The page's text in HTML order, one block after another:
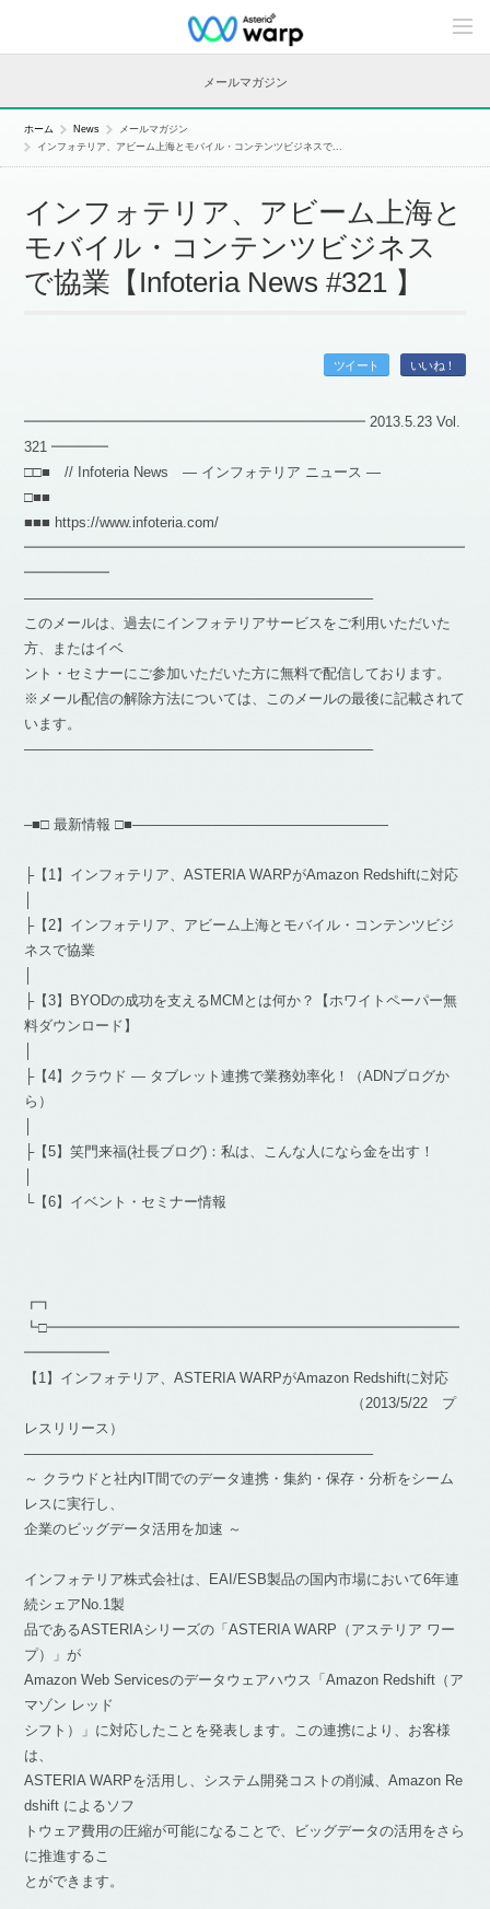
C
n
n
メールマガジン
ホーム News
メールマガジン
インフォテリア、アビーム上海とモバイル・コンテンツビジネスで...
インフォテリア、アビーム上海と
モバイル・コンテンツビジネス
で協業【Infoteria News #321 】
ツイート いいね！
━━━━━━━━━━━━━━━━━━━━━━━━ 2013.5.23 Vol.
321 ━━━━
□□■ // Infoteria News — インフォテリア ニュース —
□■■
■■■ https://www.infoteria.com/
━━━━━━━━━━━━━━━━━━━━━━━━━━━━━━━
━━━━━━
————————————————————————–
このメールは、過去にインフォテリアサービスをご利用いただいた
方、またはイベ
ント・セミナーにご参加いただいた方に無料で配信しております。
※メール配信の解除方法については、このメールの最後に記載されて
います。
————————————————————————–
–■□ 最新情報 □■——————————————————
├【1】インフォテリア、ASTERIA WARPがAmazon Redshiftに対応
├【2】インフォテリア、アビーム上海とモバイル・コンテンツビジ
ネスで協業
├【3】BYODの成功を支えるMCMとは何か？【ホワイトペーパー無
料ダウンロード】
├【4】クラウド ― タブレット連携で業務効率化！（ADNブログか
ら）
├【5】笑門来福(社長ブログ)：私は、こんな人になら金を出す！
└【6】イベント・セミナー情報
┏┓
┗□━━━━━━━━━━━━━━━━━━━━━━━━━━━━━
━━━━━━
【1】インフォテリア、ASTERIA WARPがAmazon Redshiftに対応
（2013/5/22 プ
レスリリース）
————————————————————————–
～ クラウドと社内IT間でのデータ連携・集約・保存・分析をシーム
レスに実行し、
企業のビッグデータ活用を加速 ～
インフォテリア株式会社は、EAI/ESB製品の国内市場において6年連
続シェアNo.1製
品であるASTERIAシリーズの「ASTERIA WARP（アステリア ワー
プ）」が
Amazon Web Servicesのデータウェアハウス「Amazon Redshift（ア
マゾン レッド
シフト）」に対応したことを発表します。この連携により、お客様
は、
ASTERIA WARPを活用し、システム開発コストの削減、Amazon Re
dshift によるソフ
トウェア費用の圧縮が可能になることで、ビッグデータの活用をさら
に推進するこ
とができます。